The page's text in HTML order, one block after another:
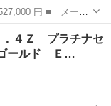
グレード名：
２型後席モニタ
．４Ｚ プラチナセ
ールド Ｅ…